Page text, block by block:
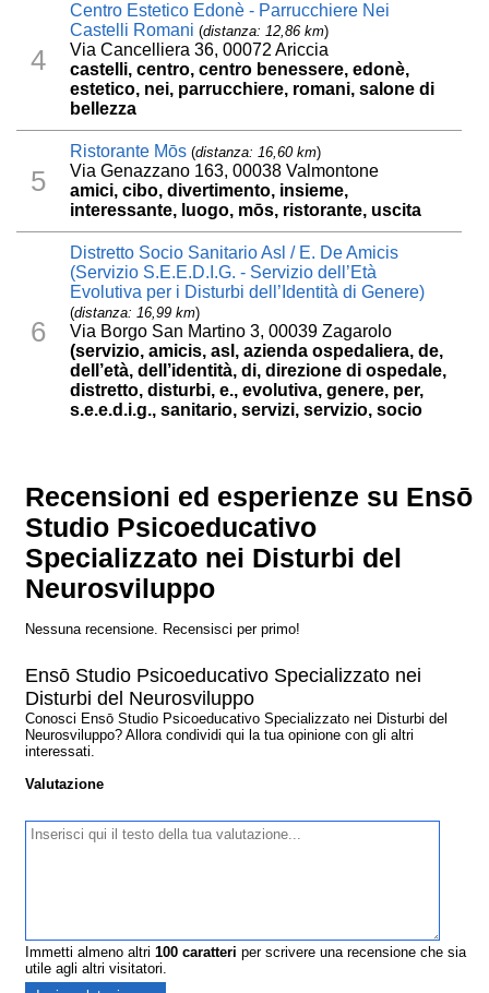
4
Centro Estetico Edonè - Parrucchiere Nei
Castelli Romani (distanza: 12,86 km)
Via Cancelliera 36, 00072 Ariccia
castelli, centro, centro benessere, edonè,
estetico, nei, parrucchiere, romani, salone di
bellezza
5
Ristorante Mōs (distanza: 16,60 km)
Via Genazzano 163, 00038 Valmontone
amici, cibo, divertimento, insieme,
interessante, luogo, mōs, ristorante, uscita
6
Distretto Socio Sanitario Asl / E. De Amicis
(Servizio S.E.E.D.I.G. - Servizio dell’Età
Evolutiva per i Disturbi dell’Identità di Genere)
(distanza: 16,99 km)
Via Borgo San Martino 3, 00039 Zagarolo
(servizio, amicis, asl, azienda ospedaliera, de,
dell’età, dell’identità, di, direzione di ospedale,
distretto, disturbi, e., evolutiva, genere, per,
s.e.e.d.i.g., sanitario, servizi, servizio, socio
Recensioni ed esperienze su Ensō
Studio Psicoeducativo
Specializzato nei Disturbi del
Neurosviluppo
Nessuna recensione. Recensisci per primo!
Ensō Studio Psicoeducativo Specializzato nei
Disturbi del Neurosviluppo
Conosci Ensō Studio Psicoeducativo Specializzato nei Disturbi del
Neurosviluppo? Allora condividi qui la tua opinione con gli altri
interessati.
Valutazione
Immetti almeno altri100 caratteri per scrivere una recensione che sia
utile agli altri visitatori.